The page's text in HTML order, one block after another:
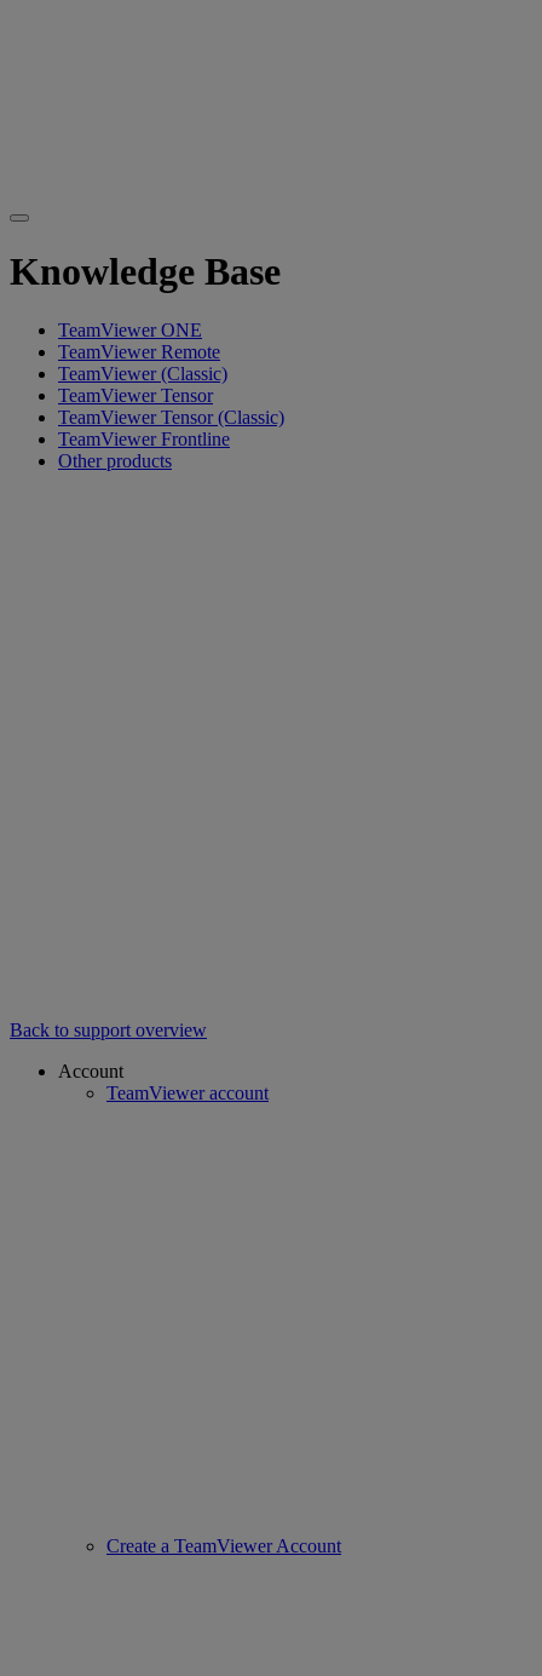
Knowledge Base
TeamViewer ONE
TeamViewer Remote
TeamViewer (Classic)
TeamViewer Tensor
TeamViewer Tensor (Classic)
TeamViewer Frontline
Other products
Back to support overview
Account
TeamViewer account
Create a TeamViewer Account